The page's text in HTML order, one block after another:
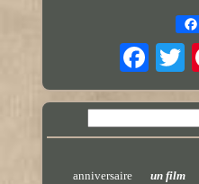
anniversaire un film